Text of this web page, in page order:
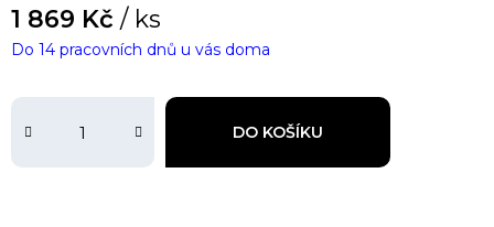
1 869 Kč / ks
DO KOŠÍKU
Do 14 pracovních dnů u vás doma